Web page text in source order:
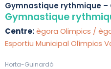
Gymnastique rythmique –
Olímpics Vall d’Hebron
Gymnastique
Centre:ègora Olimpics /
Esportiu Municipal Olímpics
Horta-Guinardó